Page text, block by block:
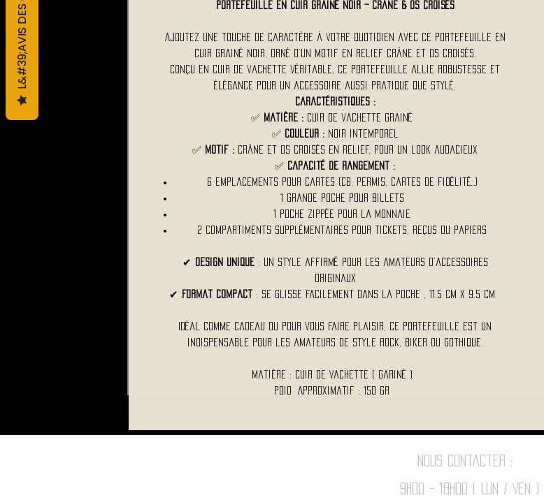
Portefeuille en cuir grainé noir – Crâne & Os Croisés
Ajoutez une touche de caractère à votre quotidien avec ce portefeuille en
cuir grainé noir, orné d’un motif en relief crâne et os croisés.
Conçu en cuir de vachette véritable, ce portefeuille allie robustesse et
élégance pour un accessoire aussi pratique que stylé.
Caractéristiques :
✅ Matière : Cuir de vachette grainé
✅
Couleur :Noir intemporel
✅ Motif : Crâne et os croisés en relief, pour un look audacieux
✅
Capacité de rangement :
6 emplacements pour cartes (CB, permis, cartes de fidélité…)
1 grande poche pour billets
1 poche zippée pour la monnaie
2 compartiments supplémentaires pour tickets, reçus ou papiers
✔ Design unique : Un style affirmé pour les amateurs d’accessoires
originaux
✔
Format compact : Se glisse facilement dans la poche , 11.5 Cm x 9.5 Cm
Idéal comme cadeau ou pour vous faire plaisir, ce portefeuille est un
indispensable pour les amateurs de style rock, biker ou gothique.
Matière : Cuir de Vachette ( gariné )
Poid Approximatif : 150 Gr
Nous contacter :
9h00 - 18H00 ( Lun / Ven )